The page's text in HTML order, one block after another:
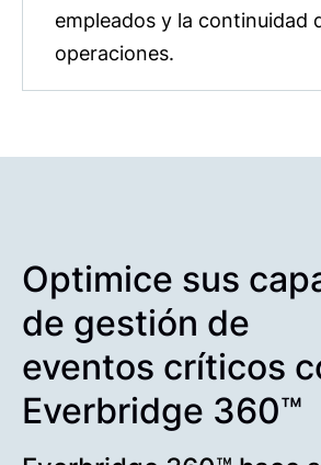
empleados y la continuidad
operaciones.
Optimice sus
de gestión de
eventos críticos
Everbridge 360™